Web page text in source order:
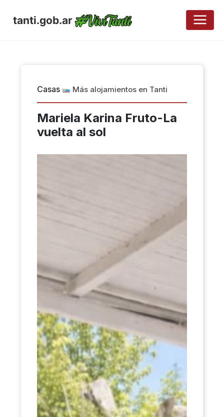
tanti.gob.ar
Casas Más alojamientos en Tanti
Mariela Karina Fruto-La
vuelta al sol